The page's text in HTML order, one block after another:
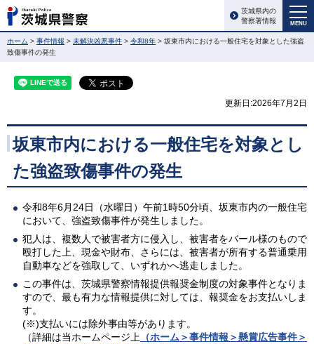
MENU
茨城県内の
警察署情報
ホーム > 事件情報 > 未解決凶悪事件 > 令和8年 > 坂東市内における一般住宅を対象とした強盗
致傷事件の発生
更新日:2026年7月2日
坂東市内における一般住宅を対象とし
た強盗致傷事件の発生
令和8年6月24日（水曜日）午前1時50分頃、坂東市内の一般住宅
において、強盗致傷事件が発生しました。
犯人は、複数人で被害者方に侵入し、被害者をバール様のもので
殴打した上、現金や財布、さらには、被害者が所有する普通乗用
自動車などを強取して、いずれかへ逃走しました。
この事件は、茨城県警察情報提供報奨金制度の対象事件となりま
すので、最も有力な情報提供に対しては、報奨金をお支払いしま
す。
(※)支払いには除外事由等があります。
（詳細は当ホームページ上 （ホーム＞事件情報＞懸賞広告事件＞